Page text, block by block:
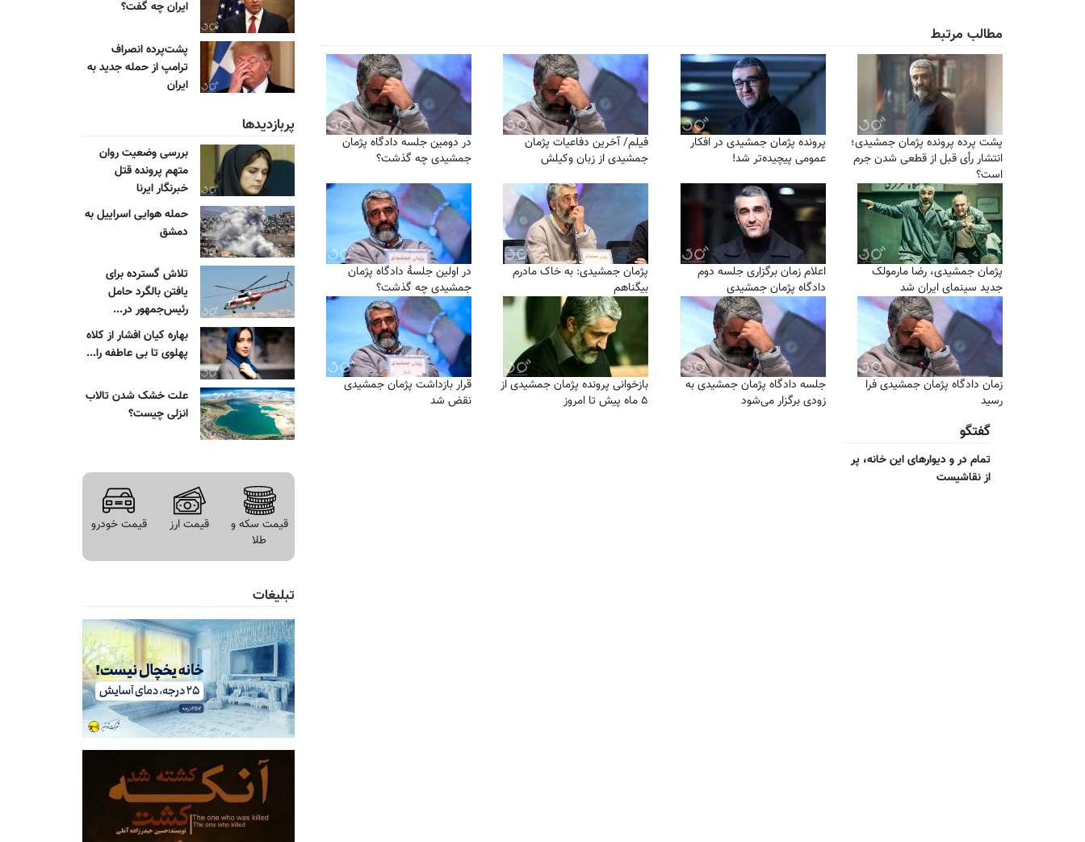
مطالب مرتبط
پشت پرده پرونده پژمان جمشیدی؛
انتشار رأی قبل از قطعی شدن جرم
است؟
پرونده پژمان جمشیدی در افکار
عمومی پیچیده‌تر شد!
فیلم/ آخرین دفاعیات پژمان
جمشیدی از زبان وکیلش
در دومین جلسه دادگاه پژمان
جمشیدی چه گذشت؟
پژمان جمشیدی، رضا مارمولک
جدید سینمای ایران شد
اعلام زمان برگزاری جلسه دوم
دادگاه پژمان جمشیدی
پژمان جمشیدی: به خاک مادرم
بیگناهم
در اولین جلسهٔ دادگاه پژمان
جمشیدی چه گذشت؟
زمان دادگاه پژمان جمشیدی فرا
رسید
جلسه دادگاه پژمان جمشیدی به
زودی برگزار می‌شود
بازخوانی پرونده پژمان جمشیدی از
۵ ماه پیش تا امروز
قرار بازداشت پژمان جمشیدی
نقض شد
گفتگو
تمام در و دیوارهای این خانه، پر
از نقاشیست
ایران چه گفت؟
پشت‌پرده انصراف
ترامپ از حمله جدید به
ایران
پربازدیدها
بررسی وضعیت روان
متهم پرونده قتل
خبرنگار ایرنا
حمله هوایی اسراییل به
دمشق
تلاش گسترده برای
یافتن بالگرد حامل
رئیس‌جمهور در...
بهاره کیان افشار از کلاه
پهلوی تا بی عاطفه را...
علت خشک شدن تالاب
انزلی چیست؟
قیمت سکه و
طلا
قیمت ارز قیمت خودرو
تبلیغات